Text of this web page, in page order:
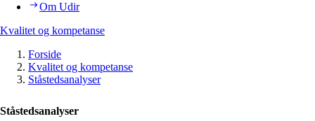
Om Udir
Kvalitet og kompetanse
Forside
Kvalitet og kompetanse
Ståstedsanalyser
Ståstedsanalyser